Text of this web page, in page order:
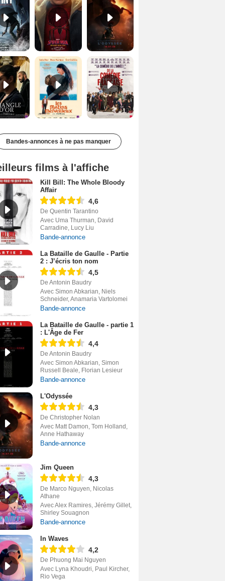
Le Triangle d'or Bande-annonce VF De la Comédie-Française Teaser VF
Bandes-annonces à ne pas manquer
films à l'affiche
Kill Bill: The Whole Bloody
Affair
4,6
De Quentin Tarantino
Avec Uma Thurman, David
Carradine, Lucy Liu
Bande-annonce
La Bataille de Gaulle - Partie
2 : J’écris ton nom
4,5
De Antonin Baudry
Avec Simon Abkarian, Niels
Schneider, Anamaria Vartolomei
Bande-annonce
La Bataille de Gaulle - partie 1
: L'Âge de Fer
4,4
De Antonin Baudry
Avec Simon Abkarian, Simon
Russell Beale, Florian Lesieur
Bande-annonce
L'Odyssée
4,3
De Christopher Nolan
Avec Matt Damon, Tom Holland,
Anne Hathaway
Bande-annonce
Jim Queen
4,3
De Marco Nguyen, Nicolas
Athane
Avec Alex Ramires, Jérémy Gillet,
Shirley Souagnon
Bande-annonce
In Waves
4,2
De Phuong Mai Nguyen
Avec Lyna Khoudri, Paul Kircher,
Rio Vega